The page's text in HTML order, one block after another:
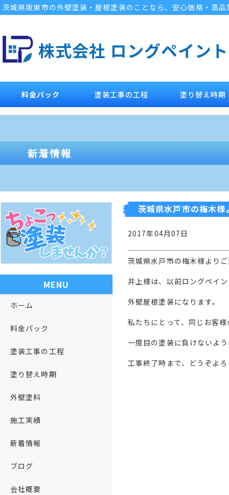
茨城県坂東市の外壁塗装・屋根塗装のことなら、安心価格・高
株式会社 ロングペイント
料金パック 塗装工事の工程 塗り替え時期
茨城県水戸市の梅木
2017年04月07日
茨城県水戸市の梅木様より
井上様は、以前ロングペイ
外壁屋根塗装になります。
私たちにとって、同じお客
一度目の塗装に負けないよ
工事終了時まで、どうぞよ
MENU
ホーム
料金パック
塗装工事の工程
塗り替え時期
外壁塗料
施工実績
新着情報
ブログ
会社概要